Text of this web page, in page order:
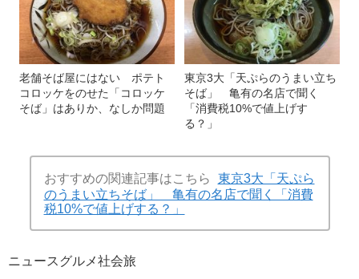
老舗そば屋にはない ポテト
コロッケをのせた「コロッケ
そば」はありか、なしか問題
東京3大「天ぷらのうまい立ち
そば」 亀有の名店で聞く
「消費税10%で値上げす
る？」
おすすめの関連記事はこちら
東京3大「天ぷら
のうまい立ちそば」 亀有の名店で聞く「消費
税10%で値上げする？」
ニュースグルメ社会旅